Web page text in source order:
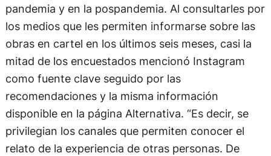
pandemia y en la pospandemia. Al consultarles por
los medios que les permiten informarse sobre las
obras en cartel en los últimos seis meses, casi la
mitad de los encuestados mencionó Instagram
como fuente clave seguido por las
recomendaciones y la misma información
disponible en la página Alternativa. “Es decir, se
privilegian los canales que permiten conocer el
relato de la experiencia de otras personas. De